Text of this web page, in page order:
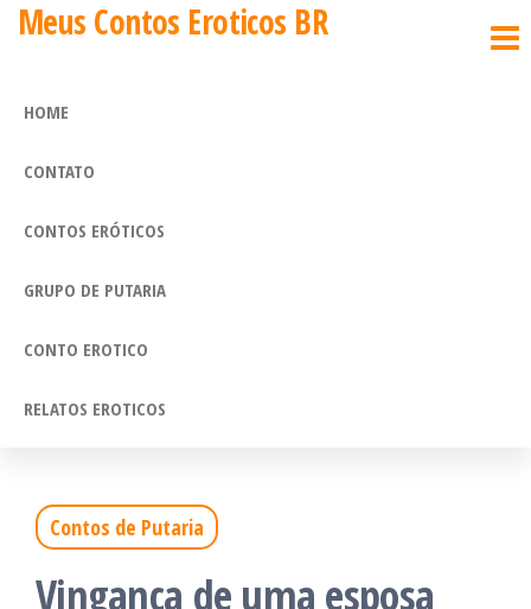
Pular
conteúdo
Meus Contos Eroticos BR
HOME
CONTATO
CONTOS ERÓTICOS
GRUPO DE PUTARIA
CONTO EROTICO
RELATOS EROTICOS
Contos de Putaria
Vingança de uma esposa